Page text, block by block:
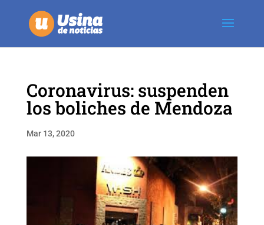
Coronavirus: suspenden
los boliches de Mendoza
Mar 13, 2020